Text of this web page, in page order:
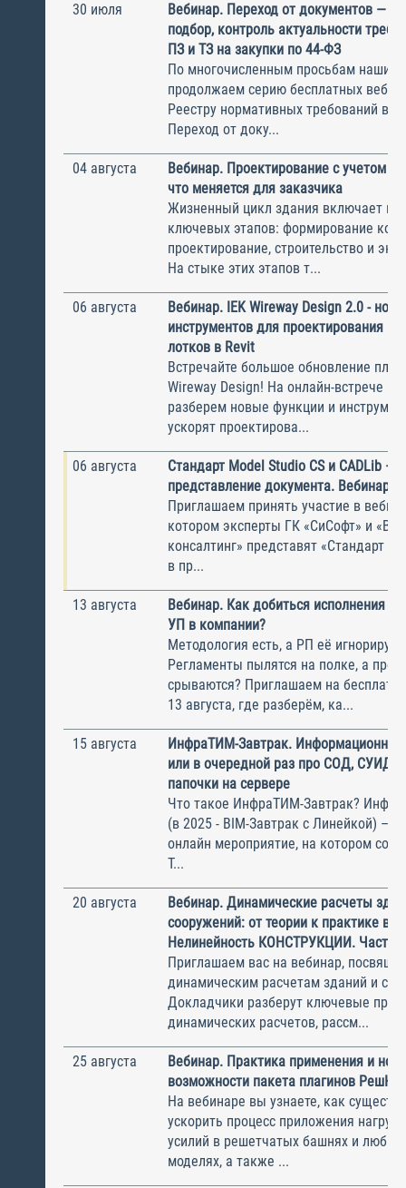
30 июля
Вебинар. Переход от документов — к
подбор, контроль актуальности
ПЗ и ТЗ на закупки по 44-ФЗ
По многочисленным просьбам наших
продолжаем серию бесплатных
Реестру нормативных требований в
Переход от доку...
04 августа
Вебинар. Проектирование с учетом
что меняется для заказчика
Жизненный цикл здания включает
ключевых этапов: формирование
проектирование, строительство и
На стыке этих этапов т...
06 августа
Вебинар. IEK Wireway Design 2.0 -
инструментов для проектирования
лотков в Revit
Встречайте большое обновление
Wireway Design! На онлайн-встрече
разберем новые функции и
ускорят проектирова...
06 августа
Стандарт Model Studio CS и CADLib —
представление документа. Вебинар
Приглашаем принять участие в
котором эксперты ГК «СиСофт» и
консалтинг» представят «Стандарт
в пр...
13 августа
Вебинар. Как добиться исполнения
УП в компании?
Методология есть, а РП её
Регламенты пылятся на полке, а
срываются? Приглашаем на
13 августа, где разберём, ка...
15 августа
ИнфраТИМ-Завтрак.
или в очередной раз про СОД, СУИД и
папочки на сервере
Что такое ИнфраТИМ-Завтрак?
(в 2025 - BIM-Завтрак с Линейкой) –
онлайн мероприятие, на котором
Т...
20 августа
Вебинар. Динамические расчеты
сооружений: от теории к практике в
Нелинейность КОНСТРУКЦИИ. Часть 1
Приглашаем вас на вебинар,
динамическим расчетам зданий и
Докладчики разберут ключевые
динамических расчетов, рассм...
25 августа
Вебинар. Практика применения и
возможности пакета плагинов РешК к
На вебинаре вы узнаете, как
ускорить процесс приложения
усилий в решетчатых башнях и
моделях, а также ...